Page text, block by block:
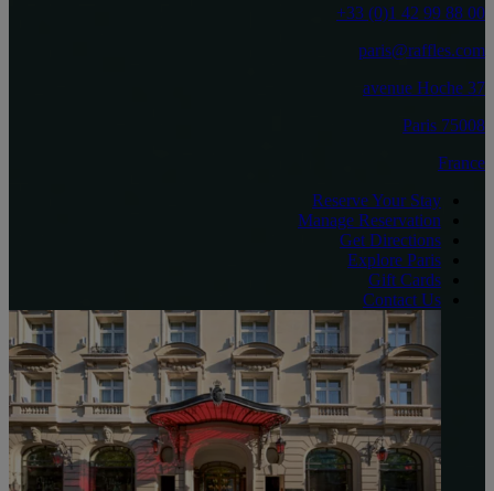
‎+33 (0)1 42 99 88 00‏
paris@raffles.com
37 avenue Hoche
75008 Paris
France
Reserve Your Stay
Manage Reservation
Get Directions
Explore Paris
Gift Cards
Contact Us